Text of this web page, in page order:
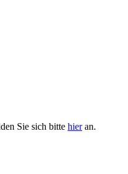
Sie sich bitte hieran.